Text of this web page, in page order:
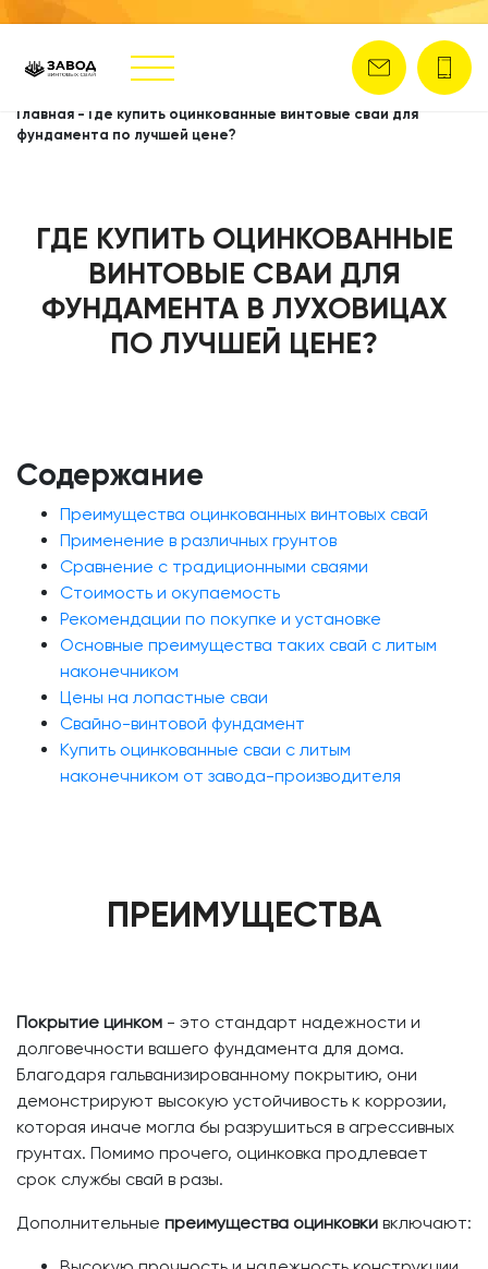
Главная - Где купить оцинкованные винтовые сваи для
фундамента по лучшей цене?
ГДЕ КУПИТЬ ОЦИНКОВАННЫЕ
ВИНТОВЫЕ СВАИ ДЛЯ
ФУНДАМЕНТА В ЛУХОВИЦАХ
ПО ЛУЧШЕЙ ЦЕНЕ?
Содержание
Преимущества оцинкованных винтовых свай
Применение в различных грунтов
Сравнение с традиционными сваями
Стоимость и окупаемость
Рекомендации по покупке и установке
Основные преимущества таких свай с литым
наконечником
Цены на лопастные сваи
Свайно-винтовой фундамент
Купить оцинкованные сваи с литым
наконечником от завода-производителя
ПРЕИМУЩЕСТВА
Покрытие цинком - это стандарт надежности и
долговечности вашего фундамента для дома.
Благодаря гальванизированному покрытию, они
демонстрируют высокую устойчивость к коррозии,
которая иначе могла бы разрушиться в агрессивных
грунтах. Помимо прочего, оцинковка продлевает
срок службы свай в разы.
Дополнительные преимущества оцинковки включают: